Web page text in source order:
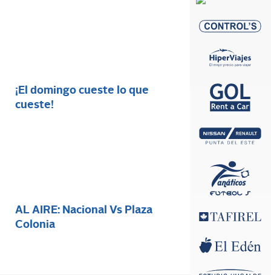
¡El domingo cueste lo que
cueste!
AL AIRE: Nacional Vs Plaza
Colonia